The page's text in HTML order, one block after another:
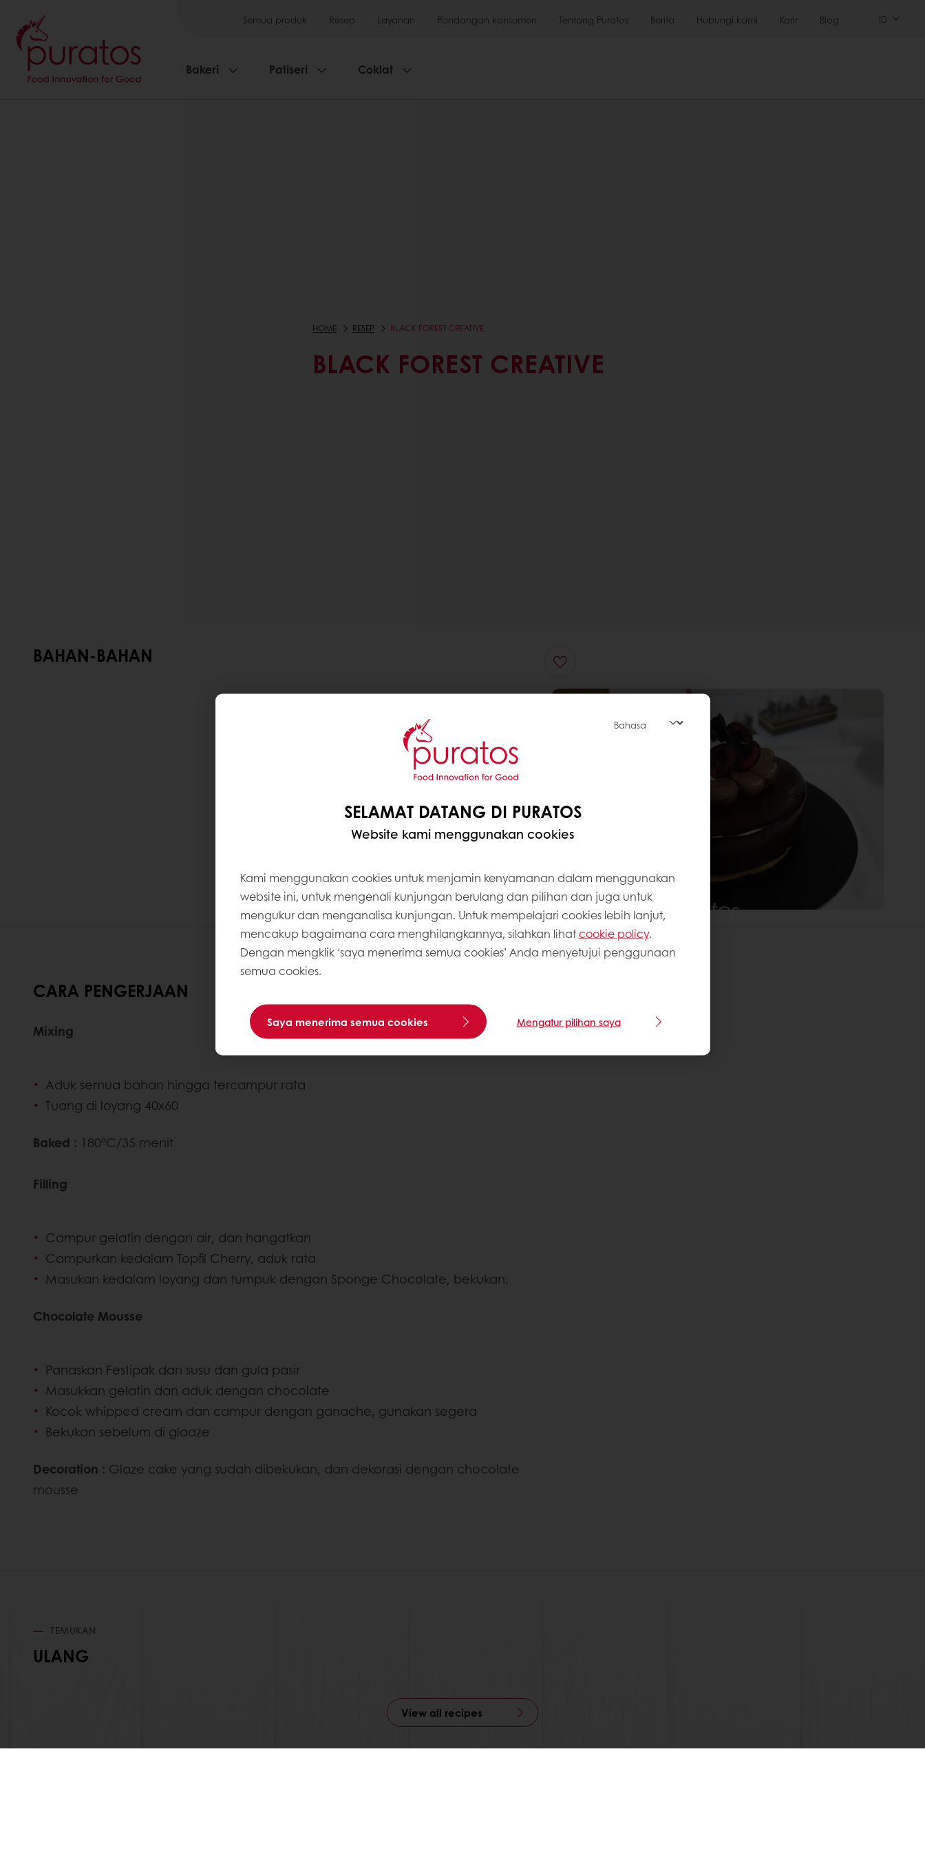
Semua produk Resep Layanan Pandangan konsumen Tentang Puratos Berita Hubungi kami Karir Blog ID
Bakeri Patiseri Coklat
HOME RESEP BLACK FOREST CREATIVE
BLACK FOREST CREATIVE
BAHAN-BAHAN
CARA PENGERJAAN
Mixing
Aduk semua bahan hingga tercampur rata
Tuang di loyang 40x60
Baked : 180°C/35 menit
Filling
Campur gelatin dengan air, dan hangatkan
Campurkan kedalam Topfil Cherry, aduk rata
Masukan kedalam loyang dan tumpuk dengan Sponge Chocolate, bekukan.
Chocolate Mousse
Panaskan Festipak dan susu dan gula pasir
Masukkan gelatin dan aduk dengan chocolate
Kocok whipped cream dan campur dengan ganache, gunakan segera
Bekukan sebelum di glaaze
Decoration : Glaze cake yang sudah dibekukan, dan dekorasi dengan chocolate
mousse
TEMUKAN
ULANG
View all recipes
SELAMAT DATANG DI PURATOS
Website kami menggunakan cookies
Kami menggunakan cookies untuk menjamin kenyamanan dalam menggunakan
website ini, untuk mengenali kunjungan berulang dan pilihan dan juga untuk
mengukur dan menganalisa kunjungan. Untuk mempelajari cookies lebih lanjut,
mencakup bagaimana cara menghilangkannya, silahkan lihatcookie policy.
Dengan mengklik ‘saya menerima semua cookies’ Anda menyetujui penggunaan
semua cookies.
Saya menerima semua cookies Mengatur pilihan saya